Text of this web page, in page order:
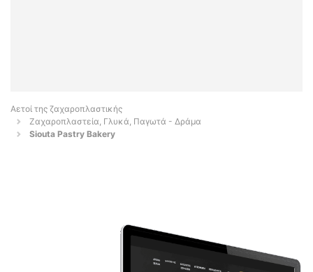
Αετοί της ζαχαροπλαστικής
Ζαχαροπλαστεία, Γλυκά, Παγωτά - Δράμα
Siouta Pastry Bakery